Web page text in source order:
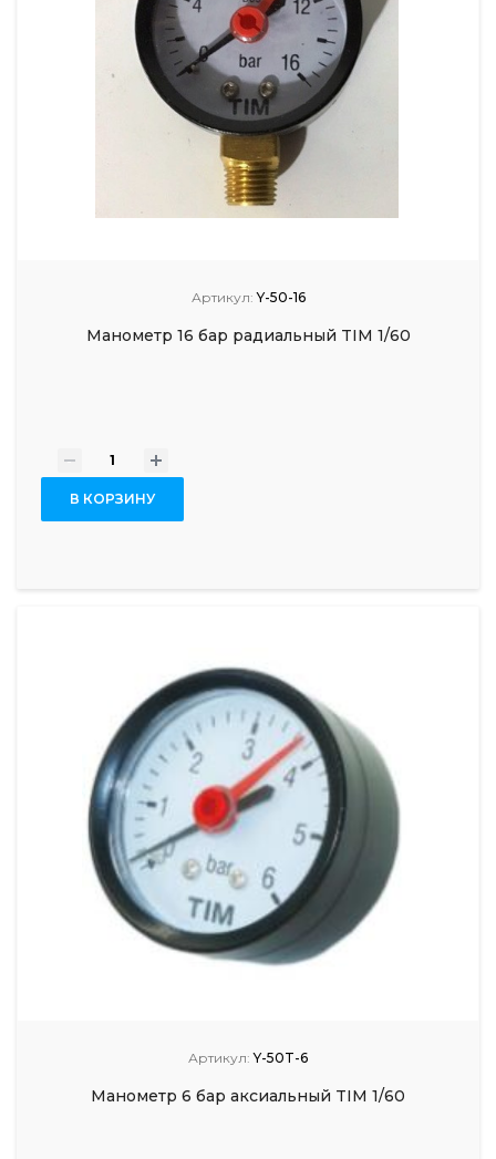
Артикул: Y-50-16
Манометр 16 бар радиальный TIM 1/60
- +
В КОРЗИНУ
Артикул: Y-50T-6
Манометр 6 бар аксиальный TIM 1/60